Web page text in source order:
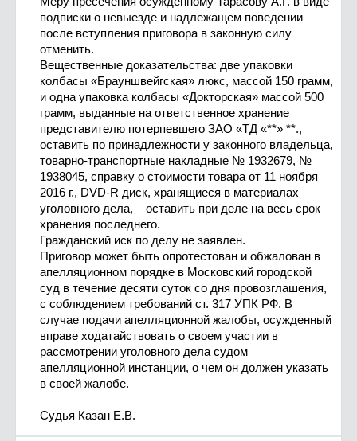
подписки о невыезде и надлежащем поведении
после вступления приговора в законную силу
отменить.
Вещественные доказательства: две упаковки
колбасы «Брауншвейгская» люкс, массой 150 грамм,
и одна упаковка колбасы «Докторская» массой 500
грамм, выданные на ответственное хранение
представителю потерпевшего ЗАО «ТД «**» **.,
оставить по принадлежности у законного владельца,
товарно-транспортные накладные № 1932679, №
1938045, справку о стоимости товара от 11 ноября
2016 г., DVD-R диск, хранящиеся в материалах
уголовного дела, – оставить при деле на весь срок
хранения последнего.
Гражданский иск по делу не заявлен.
Приговор может быть опротестован и обжалован в
апелляционном порядке в Московский городской
суд в течение десяти суток со дня провозглашения,
с соблюдением требований ст. 317 УПК РФ. В
случае подачи апелляционной жалобы, осужденный
вправе ходатайствовать о своем участии в
рассмотрении уголовного дела судом
апелляционной инстанции, о чем он должен указать
в своей жалобе.
Судья Казан Е.В.